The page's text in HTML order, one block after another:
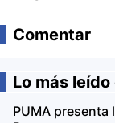
Comentar
Lo más
PUMA presenta